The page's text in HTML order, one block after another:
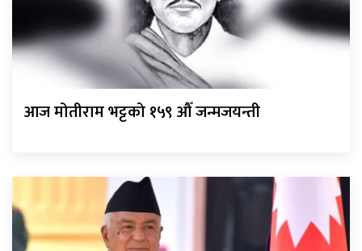
आज मोतीराम भट्टको १५९ औँ जन्मजयन्ती